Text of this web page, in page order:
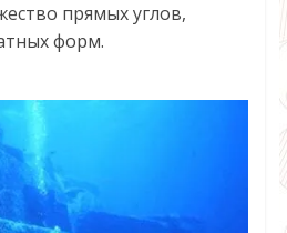
прямых углов,
форм.